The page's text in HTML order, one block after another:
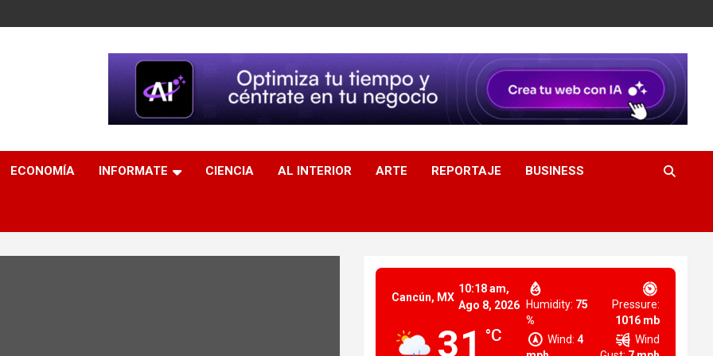
ECONOMÍA INFORMATE CIENCIA AL INTERIOR ARTE REPORTAJE BUSINESS
Cancún, MX
10:18 am,
Ago 8, 2026
31 °C
Humidity: 75
%
Pressure:
1016 mb
Wind: 4
Wind